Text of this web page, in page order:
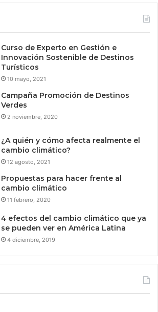
Curso de Experto en Gestión e
Innovación Sostenible de Destinos
Turísticos
10 mayo, 2021
Campaña Promoción de Destinos
Verdes
2 noviembre, 2020
¿A quién y cómo afecta realmente el
cambio climático?
12 agosto, 2021
Propuestas para hacer frente al
cambio climático
11 febrero, 2020
4 efectos del cambio climático que ya
se pueden ver en América Latina
4 diciembre, 2019